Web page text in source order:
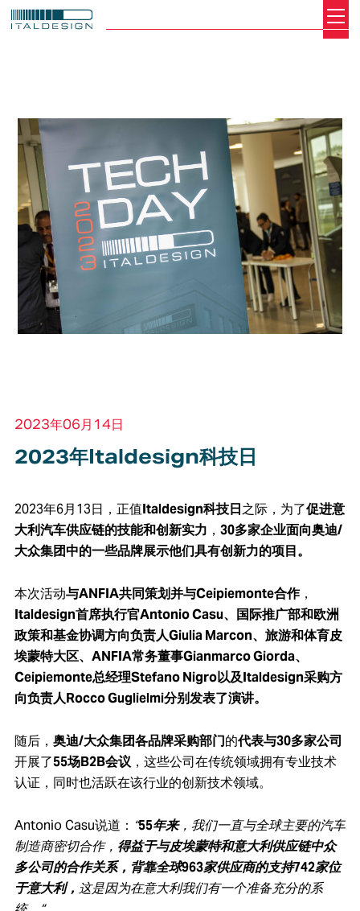
Search
2023年06月14日
2023年Italdesign科技日
2023年6月13日，正值Italdesign科技日之际，为了促进意
大利汽车供应链的技能和创新实力 ， 30多家企业面向奥迪/
大众集团中的一些品牌展示他们具有创新力的项目。
本次活动与ANFIA共同策划并与Ceipiemonte合作，
Italdesign首席执行官Antonio Casu、国际推广部和欧洲
政策和基金协调方向负责人Giulia Marcon、旅游和体育皮
埃蒙特大区、ANFIA常务董事Gianmarco Giorda、
Ceipiemonte总经理Stefano Nigro以及Italdesign采购方
向负责人Rocco Guglielmi分别发表了演讲。
随后， 奥迪/大众集团各品牌采购部门的代表与30多家公司
开展了55场B2B会议 ，这些公司在传统领域拥有专业技术
认证，同时也活跃在该行业的创新技术领域。
Antonio Casu说道： “55年来，我们一直与全球主要的汽车
制造商密切合作， 得益于与皮埃蒙特和意大利供应链中众
多公司的合作关系，背靠全球963家供应商的支持742家位
于意大利， 这是因为在意大利我们有一个准备充分的系